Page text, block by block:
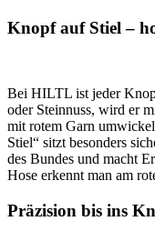
Knopf auf Stiel –
Bei HILTL ist jeder
oder Steinnuss, wird er
mit rotem Garn
Stiel“ sitzt besonders
des Bundes und macht
Hose erkennt man am
Präzision bis ins